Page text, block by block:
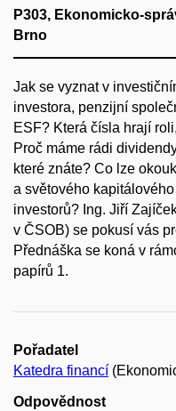
P303, Ekonomicko-
Brno
Jak se vyznat v
investora, penzijní
ESF? Která čísla hrají
Proč máme rádi
které znáte? Co lze
a světového
investorů? Ing. Jiří
v ČSOB) se pokusí vás
Přednáška se koná v
papírů 1.
Pořadatel
Katedra financí
Odpovědnost